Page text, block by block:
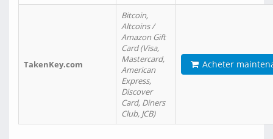
TakenKey.com
Bitcoin,
Altcoins /
Amazon Gift
Card (Visa,
Mastercard,
American
Express,
Discover
Card, Diners
Club, JCB)
Acheter